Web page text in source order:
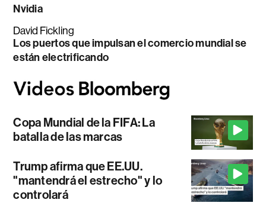
Nvidia
David Fickling
Los puertos que impulsan el comercio mundial se
están electrificando
Copa Mundial de la FIFA: La
batalla de las marcas
Trump afirma que EE.UU.
"mantendrá el estrecho" y lo
controlará